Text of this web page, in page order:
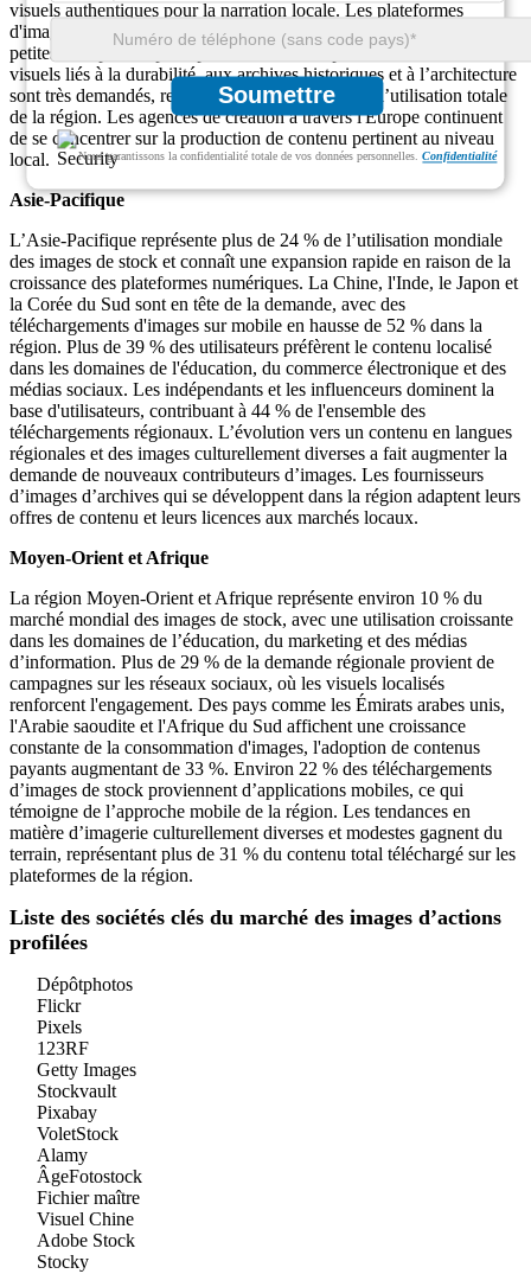
Soumettre
Nous garantissons la confidentialité totale de vos données personnelles.Confidentialité
visuels authentiques pour la narration locale. Les plateformes
d'images payantes connaissent une forte popularité, avec 49 % des
petites entreprises optant pour des modèles par abonnement. Les
visuels liés à la durabilité, aux archives historiques et à l’architecture
sont très demandés, représentant près de 36 % de l’utilisation totale
de la région. Les agences de création à travers l'Europe continuent
de se concentrer sur la production de contenu pertinent au niveau
local.
Asie-Pacifique
L’Asie-Pacifique représente plus de 24 % de l’utilisation mondiale
des images de stock et connaît une expansion rapide en raison de la
croissance des plateformes numériques. La Chine, l'Inde, le Japon et
la Corée du Sud sont en tête de la demande, avec des
téléchargements d'images sur mobile en hausse de 52 % dans la
région. Plus de 39 % des utilisateurs préfèrent le contenu localisé
dans les domaines de l'éducation, du commerce électronique et des
médias sociaux. Les indépendants et les influenceurs dominent la
base d'utilisateurs, contribuant à 44 % de l'ensemble des
téléchargements régionaux. L’évolution vers un contenu en langues
régionales et des images culturellement diverses a fait augmenter la
demande de nouveaux contributeurs d’images. Les fournisseurs
d’images d’archives qui se développent dans la région adaptent leurs
offres de contenu et leurs licences aux marchés locaux.
Moyen-Orient et Afrique
La région Moyen-Orient et Afrique représente environ 10 % du
marché mondial des images de stock, avec une utilisation croissante
dans les domaines de l’éducation, du marketing et des médias
d’information. Plus de 29 % de la demande régionale provient de
campagnes sur les réseaux sociaux, où les visuels localisés
renforcent l'engagement. Des pays comme les Émirats arabes unis,
l'Arabie saoudite et l'Afrique du Sud affichent une croissance
constante de la consommation d'images, l'adoption de contenus
payants augmentant de 33 %. Environ 22 % des téléchargements
d’images de stock proviennent d’applications mobiles, ce qui
témoigne de l’approche mobile de la région. Les tendances en
matière d’imagerie culturellement diverses et modestes gagnent du
terrain, représentant plus de 31 % du contenu total téléchargé sur les
plateformes de la région.
Liste des sociétés clés du marché des images d’actions
profilées
Dépôtphotos
Flickr
Pixels
123RF
Getty Images
Stockvault
Pixabay
VoletStock
Alamy
ÂgeFotostock
Fichier maître
Visuel Chine
Adobe Stock
Stocky